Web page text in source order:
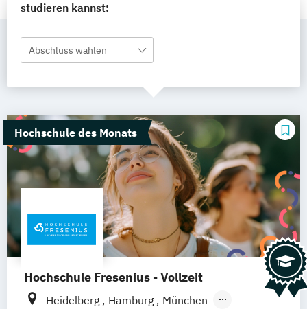
studieren kannst:
Abschluss wählen
Hochschule des Monats
Hochschule Fresenius - Vollzeit
Heidelberg Hamburg
München